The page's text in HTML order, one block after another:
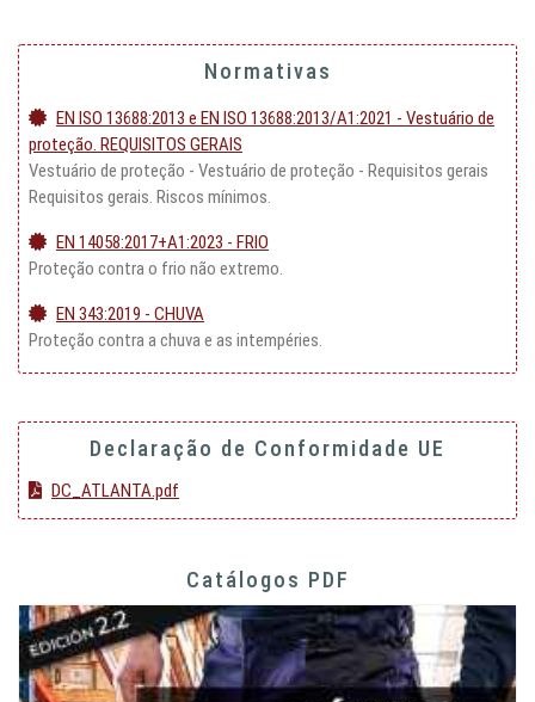
Normativas
EN ISO 13688:2013 e EN ISO 13688:2013/A1:2021 - Vestuário de
proteção. REQUISITOS GERAIS
Vestuário de proteção - Vestuário de proteção - Requisitos gerais
Requisitos gerais. Riscos mínimos.
EN 14058:2017+A1:2023 - FRIO
Proteção contra o frio não extremo.
EN 343:2019 - CHUVA
Proteção contra a chuva e as intempéries.
Declaração de Conformidade UE
DC_ATLANTA.pdf
Catálogos PDF